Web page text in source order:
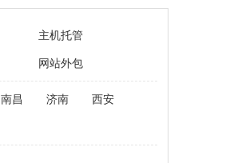
主机托管
网站外包
南昌 济南 西安